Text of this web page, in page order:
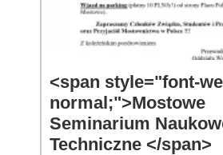
<span style="font-
normal;">Mostowe
Seminarium
Techniczne </span>